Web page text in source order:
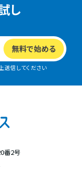
し
送信してください
番2号